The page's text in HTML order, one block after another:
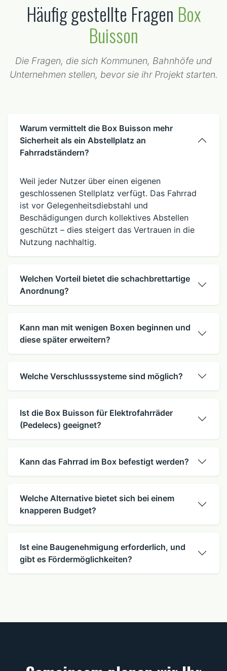
Häufig gestellte Fragen Box
Buisson
Die Fragen, die sich Kommunen, Bahnhöfe und
Unternehmen stellen, bevor sie ihr Projekt starten.
Warum vermittelt die Box Buisson mehr
Sicherheit als ein Abstellplatz an
Fahrradständern?
Weil jeder Nutzer über einen eigenen
geschlossenen Stellplatz verfügt. Das Fahrrad
ist vor Gelegenheitsdiebstahl und
Beschädigungen durch kollektives Abstellen
geschützt – dies steigert das Vertrauen in die
Nutzung nachhaltig.
Welchen Vorteil bietet die schachbrettartige
Anordnung?
Kann man mit wenigen Boxen beginnen und
diese später erweitern?
Welche Verschlusssysteme sind möglich?
Ist die Box Buisson für Elektrofahrräder
(Pedelecs) geeignet?
Kann das Fahrrad im Box befestigt werden?
Welche Alternative bietet sich bei einem
knapperen Budget?
Ist eine Baugenehmigung erforderlich, und
gibt es Fördermöglichkeiten?